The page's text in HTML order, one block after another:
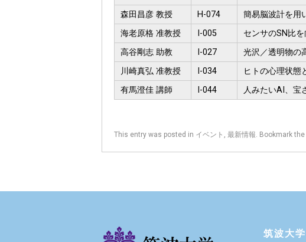
森田昌彦 教授
H-074
簡易脳波計を用
海老原格 准教授
I-005
センサのSN比
高谷剛志 助教
I-027
光沢／透明物の
川崎真弘 准教授
I-034
ヒトの心理状態
有馬澄佳 講師
I-044 人みたいAI、宝
This entry was posted in イベント , 最新情報. Bookmark the
筑波大